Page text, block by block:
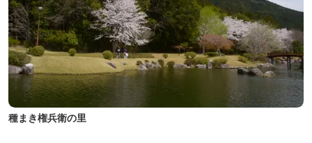
種まき権兵衛の里